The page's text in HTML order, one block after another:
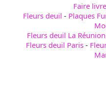
Faire
Fleurs deuil - Plaques
Fleurs deuil La Réunion
Fleurs deuil Paris -